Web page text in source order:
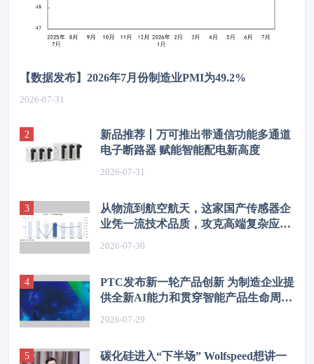
【数据发布】2026年7月份制造业PMI为49.2%
2026-07-31
新品推荐丨万可推出带通信功能多通道
电子断路器 赋能智能配电新高度
2026-07-31
从物流到航空航天，这家国产传感器企
业凭一流技术品质，攻克高端复杂应用
2026-07-30
PTC发布新一轮产品创新 为制造企业提
供全新AI能力和贯穿智能产品生命周期
2026-07-29
碳化硅进入“下半场” Wolfspeed想讲一